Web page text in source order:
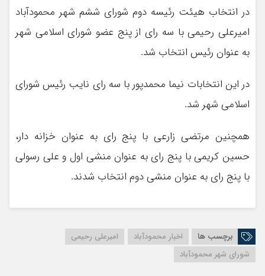
در انتخاب هیئت رئیسه دوم شورای ششم شهر محمودآباد
امیرعلی رحیمی با سه رای از پنج عضو شورای اسلامی شهر
به عنوان رئیس انتخاب شد.
در این انتخابات نیما محمدپور با سه رای نایب رئیس شورای
اسلامی شهر شد.
همچنین مرتضی زارعی با پنج رای به عنوان خزانه دار،
حسین کریمی با پنج رای به عنوان منشی اول و علی رسولی
با پنج رای به عنوان منشی دوم انتخاب شدند.
برچسب ها اخبار محمودآباد
امیرعلی رحیمی
شورای شهر محمودآباد